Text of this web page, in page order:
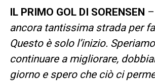
IL PRIMO GOL DI SORENSEN –
ancora tantissima strada per
Questo è solo l’inizio.
continuare a migliorare,
giorno e spero che ciò ci